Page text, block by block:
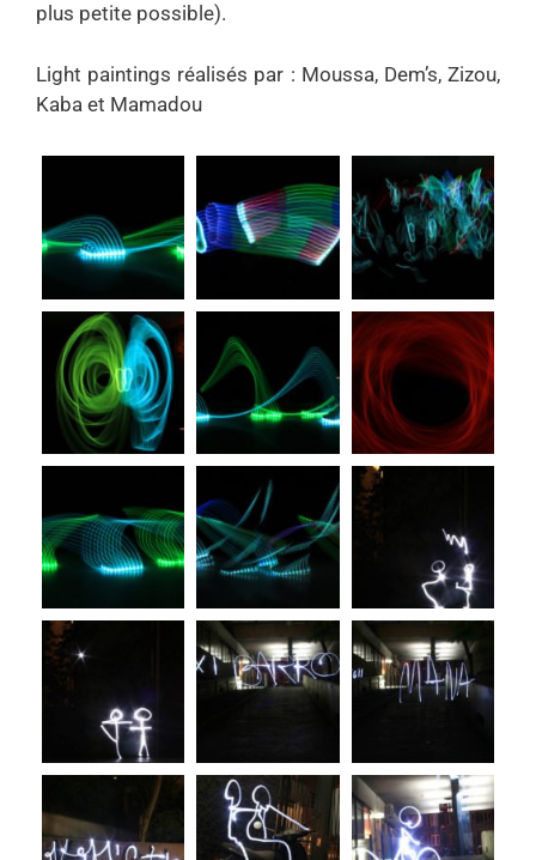
plus petite possible).
Light paintings réalisés par : Moussa, Dem’s, Zizou,
Kaba et Mamadou